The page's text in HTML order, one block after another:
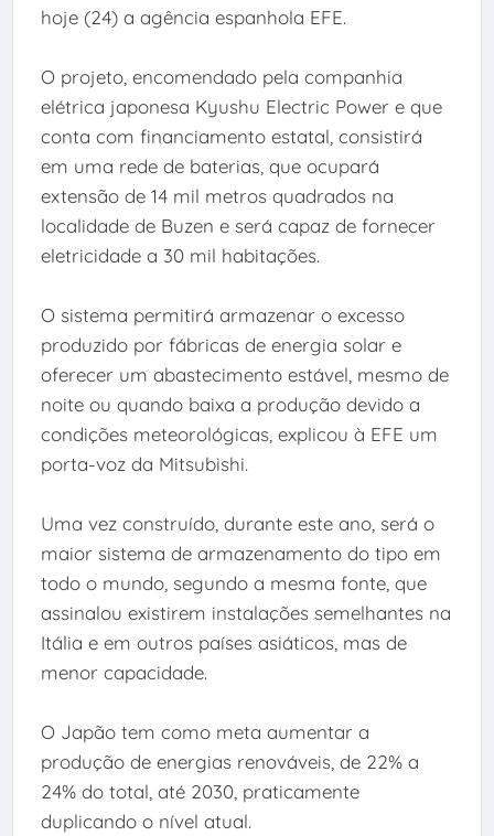
hoje (24) a agência espanhola EFE.
O projeto, encomendado pela companhia
elétrica japonesa Kyushu Electric Power e que
conta com financiamento estatal, consistirá
em uma rede de baterias, que ocupará
extensão de 14 mil metros quadrados na
localidade de Buzen e será capaz de fornecer
eletricidade a 30 mil habitações.
O sistema permitirá armazenar o excesso
produzido por fábricas de energia solar e
oferecer um abastecimento estável, mesmo de
noite ou quando baixa a produção devido a
condições meteorológicas, explicou à EFE um
porta-voz da Mitsubishi.
Uma vez construído, durante este ano, será o
maior sistema de armazenamento do tipo em
todo o mundo, segundo a mesma fonte, que
assinalou existirem instalações semelhantes na
Itália e em outros países asiáticos, mas de
menor capacidade.
O Japão tem como meta aumentar a
produção de energias renováveis, de 22% a
24% do total, até 2030, praticamente
duplicando o nível atual.